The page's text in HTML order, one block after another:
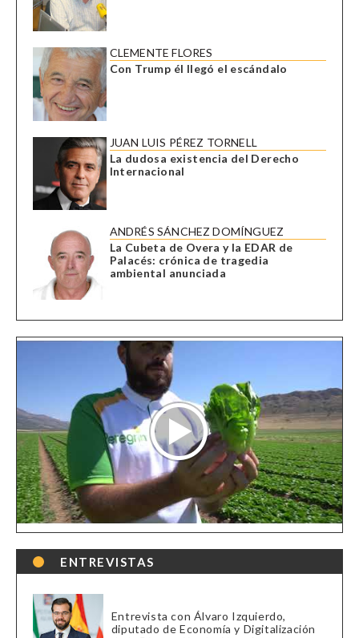
CLEMENTE FLORES
Con Trump él llegó el escándalo
JUAN LUIS PÉREZ TORNELL
La dudosa existencia del Derecho
Internacional
ANDRÉS SÁNCHEZ DOMÍNGUEZ
La Cubeta de Overa y la EDAR de
Palacés: crónica de tragedia
ambiental anunciada
ENTREVISTAS
Entrevista con Álvaro Izquierdo,
diputado de Economía y Digitalización